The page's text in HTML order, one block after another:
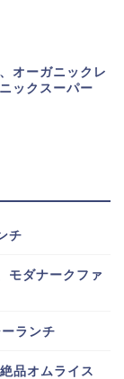
オーガニックレ
ックスーパー
チ
モダナークファ
ランチ
品オムライス